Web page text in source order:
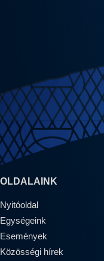
OLDALAINK
Nyitóoldal
Egységeink
Események
Közösségi hírek